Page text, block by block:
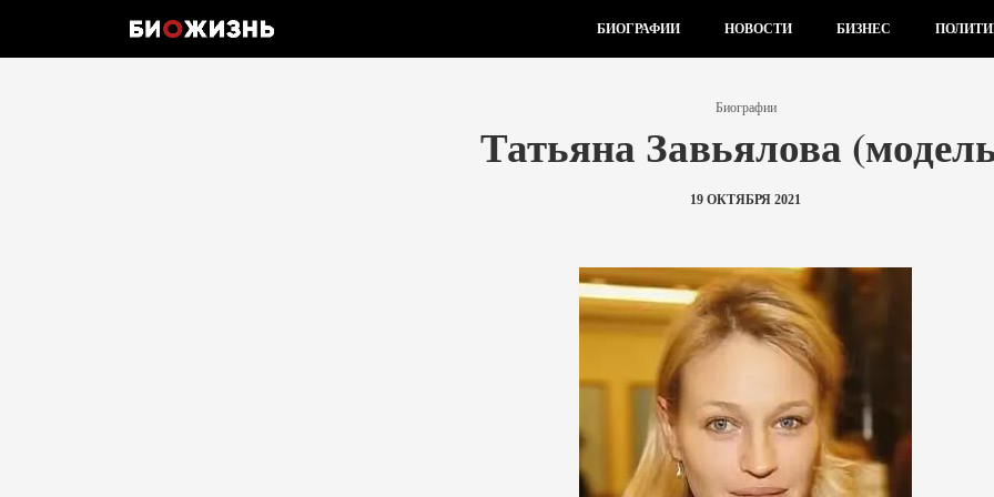
БИОГРАФИИ НОВОСТИ БИЗНЕС
Биографии
Татьяна Завьялова
19 ОКТЯБРЯ 2021